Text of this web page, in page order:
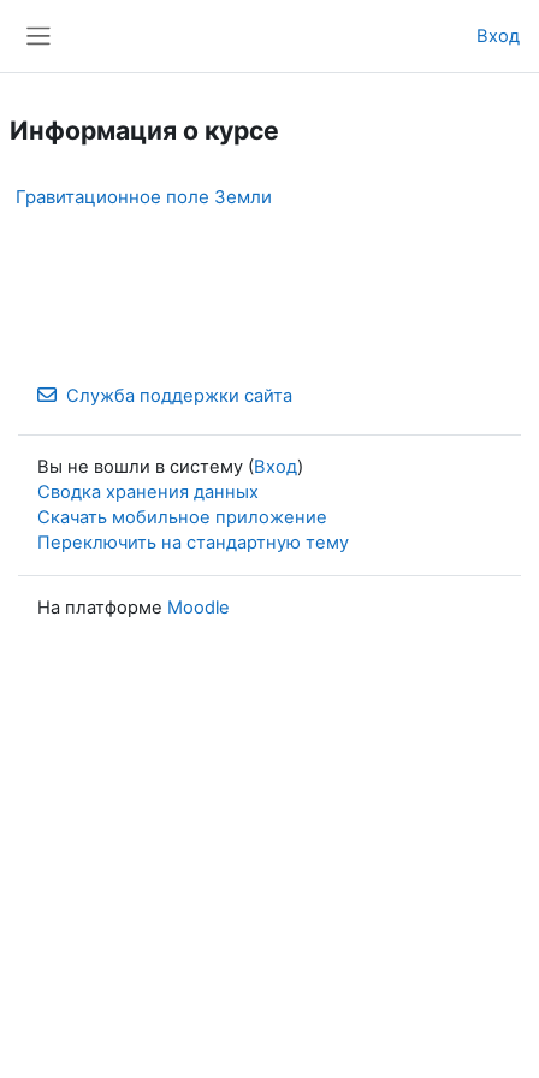
Вход
Информация о курсе
Гравитационное поле Земли
Служба поддержки сайта
Вы не вошли в систему (Вход)
Сводка хранения данных
Скачать мобильное приложение
Переключить на стандартную тему
На платформе Moodle